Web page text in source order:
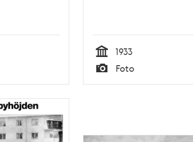
Tid
1933
Typ
Foto